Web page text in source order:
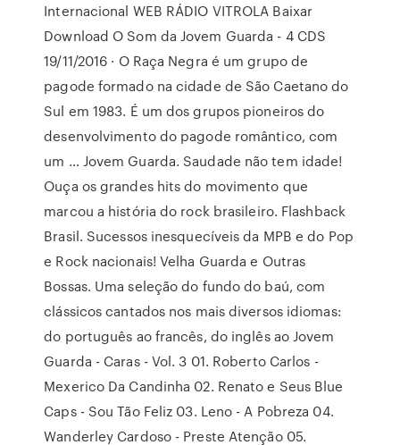
Internacional WEB RÁDIO VITROLA Baixar
Download O Som da Jovem Guarda - 4 CDS
19/11/2016 · O Raça Negra é um grupo de
pagode formado na cidade de São Caetano do
Sul em 1983. É um dos grupos pioneiros do
desenvolvimento do pagode romântico, com
um … Jovem Guarda. Saudade não tem idade!
Ouça os grandes hits do movimento que
marcou a história do rock brasileiro. Flashback
Brasil. Sucessos inesquecíveis da MPB e do Pop
e Rock nacionais! Velha Guarda e Outras
Bossas. Uma seleção do fundo do baú, com
clássicos cantados nos mais diversos idiomas:
do português ao francês, do inglês ao Jovem
Guarda - Caras - Vol. 3 01. Roberto Carlos -
Mexerico Da Candinha 02. Renato e Seus Blue
Caps - Sou Tão Feliz 03. Leno - A Pobreza 04.
Wanderley Cardoso - Preste Atenção 05.